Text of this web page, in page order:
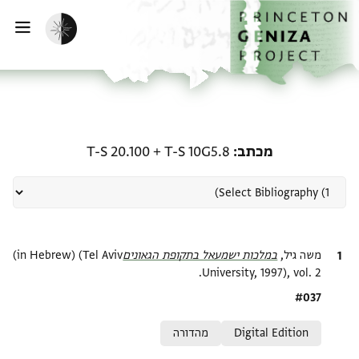
לתוכןהבית
הפעלת מצב כהה
מכתב T-S 10G5.8
+
T-S 20.100
ציטוט
משה גיל, במלכות ישמעאל בתקופת הגאונים‎(in Hebrew) (Tel Aviv
University, 1997), vol. 2.
Location in source
#037
Digital Edition
מהדורה